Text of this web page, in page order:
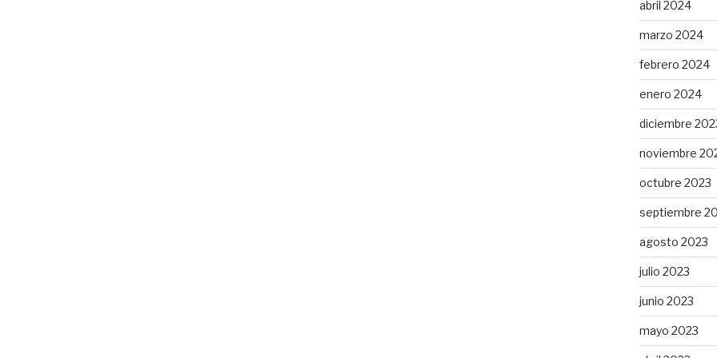
abril 2024
marzo 2024
febrero 2024
enero 2024
diciembre
noviembre
octubre 2023
septiembre
agosto 2023
julio 2023
junio 2023
mayo 2023